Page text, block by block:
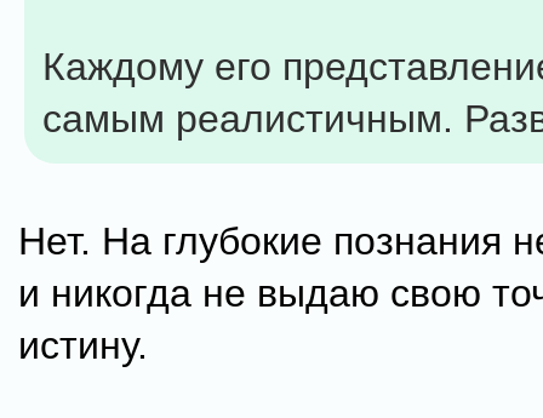
Каждому его
самым реалистичным.
Нет. На глубокие познания
и никогда не выдаю свою
истину.